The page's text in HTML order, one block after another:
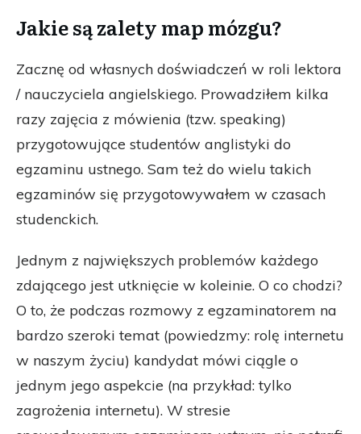
Jakie są zalety map mózgu?
Zacznę od własnych doświadczeń w roli lektora
/ nauczyciela angielskiego. Prowadziłem kilka
razy zajęcia z mówienia (tzw. speaking)
przygotowujące studentów anglistyki do
egzaminu ustnego. Sam też do wielu takich
egzaminów się przygotowywałem w czasach
studenckich.
Jednym z największych problemów każdego
zdającego jest utknięcie w koleinie. O co chodzi?
O to, że podczas rozmowy z egzaminatorem na
bardzo szeroki temat (powiedzmy: rolę internetu
w naszym życiu) kandydat mówi ciągle o
jednym jego aspekcie (na przykład: tylko
zagrożenia internetu). W stresie